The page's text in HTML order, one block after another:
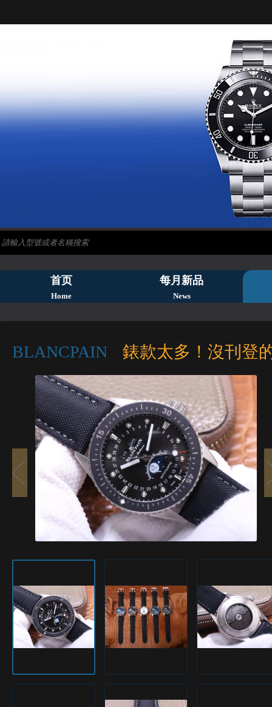
首页
Home
每月新品
News
BLANCPAIN 錶款太多！沒刊登